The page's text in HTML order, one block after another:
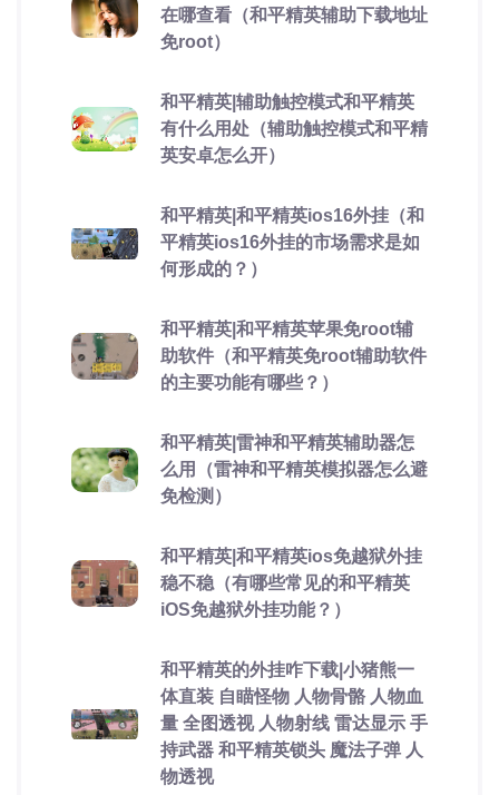
在哪查看（和平精英辅助下载地址
免root）
和平精英|辅助触控模式和平精英
有什么用处（辅助触控模式和平精
英安卓怎么开）
和平精英|和平精英ios16外挂（和
平精英ios16外挂的市场需求是如
何形成的？）
和平精英|和平精英苹果免root辅
助软件（和平精英免root辅助软件
的主要功能有哪些？）
和平精英|雷神和平精英辅助器怎
么用（雷神和平精英模拟器怎么避
免检测）
和平精英|和平精英ios免越狱外挂
稳不稳（有哪些常见的和平精英
iOS免越狱外挂功能？）
和平精英的外挂咋下载|小猪熊一
体直装 自瞄怪物 人物骨骼 人物血
量 全图透视 人物射线 雷达显示 手
持武器 和平精英锁头 魔法子弹 人
物透视